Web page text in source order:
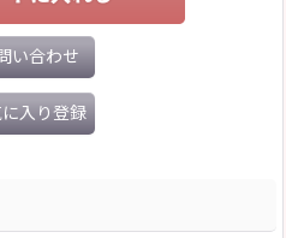
い合わせ
入り登録